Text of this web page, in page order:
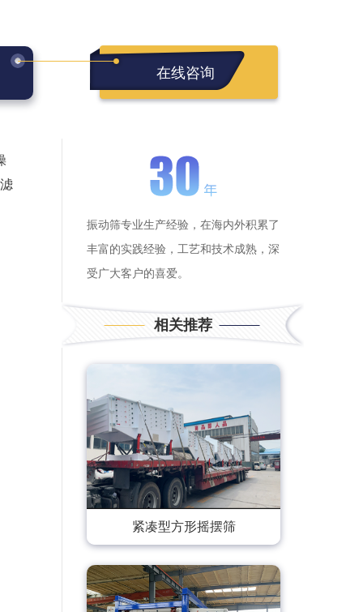
在线咨询
振动筛专业生产经验，在海内外积累了
丰富的实践经验，工艺和技术成熟，深
受广大客户的喜爱。
相关推荐
紧凑型方形摇摆筛